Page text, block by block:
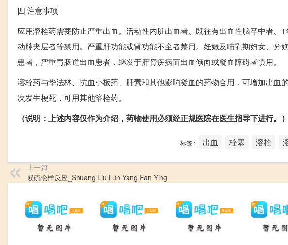
四 注意事项
应用溶栓药需要防止严重出血。活动性内脏出血者、既往有出血性脑卒中者、
动脉夹层者等禁用。严重肝功能或肾功能不全者禁用。妊娠及哺乳期妇女、分
患者，严重胃肠道出血患者，继发于肝肾疾病而出血倾向或凝血障碍者慎用。
溶栓药与华法林、抗血小板药、肝素和其他影响凝血的药物合用，可增加出血
次发生梗死，可用其他溶栓药。
（说明：上述内容仅作为介绍，药物使用必须经正规医院在医生指导下进行。）
标签： 出血 栓塞 溶栓
上一篇
双硫仑样反应_Shuang Liu Lun Yang Fan Ying